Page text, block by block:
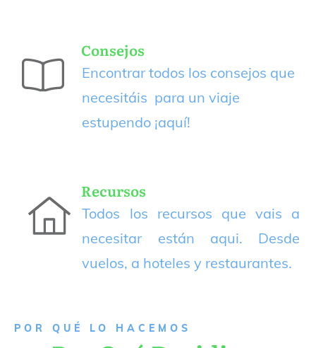
Consejos
Encontrar todos los consejos que
necesitáis para un viaje
estupendo ¡aquí!
Recursos
Todos los recursos que vais a
necesitar están aqui. Desde
vuelos, a hoteles y restaurantes.
P OR QUÉ LO HACEMOS